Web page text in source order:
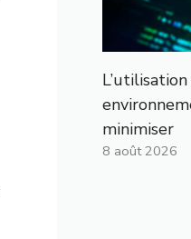
minimiser
8 août 2026